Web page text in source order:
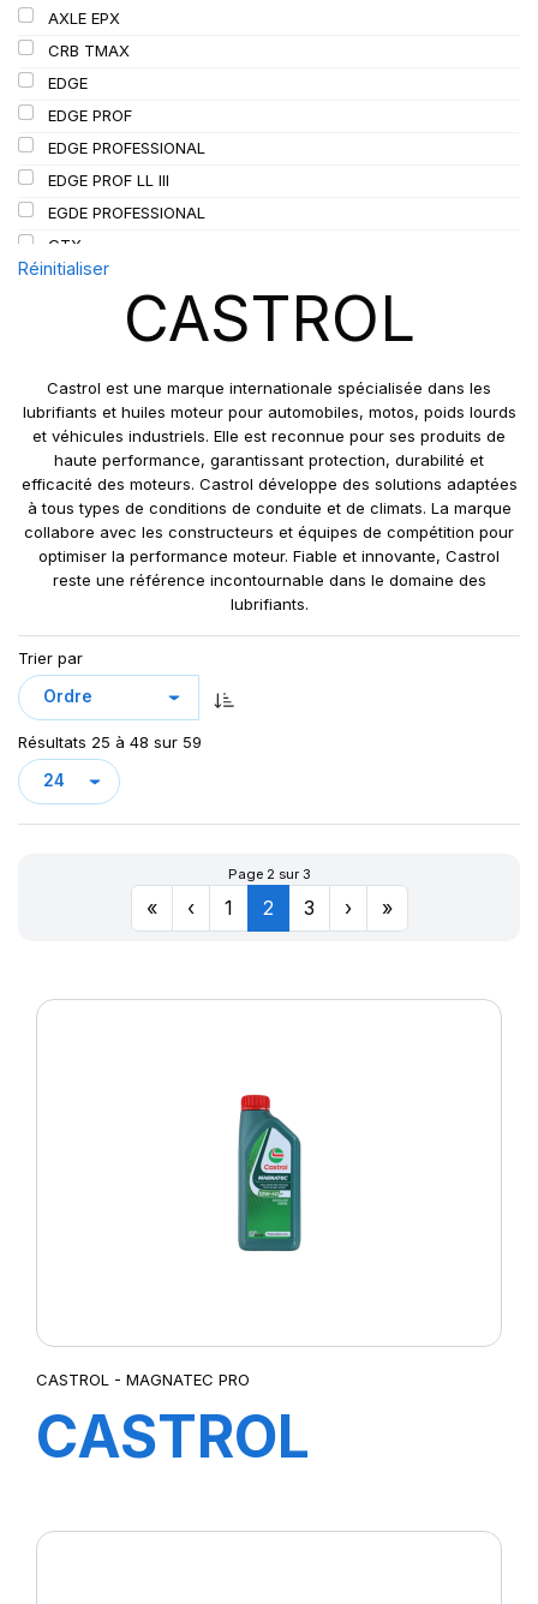
STICA (3)
(24)
AXLE EPX
CRB TMAX
EDGE
EDGE PROF
EDGE PROFESSIONAL
EDGE PROF LL III
EGDE PROFESSIONAL
GTX
MAGNATEC
MAGNATEC PRO
TRANSYND
TRASMAX
Réinitialiser
CASTROL
Castrol est une marque internationale spécialisée dans les
lubrifiants et huiles moteur pour automobiles, motos, poids lourds
et véhicules industriels. Elle est reconnue pour ses produits de
haute performance, garantissant protection, durabilité et
efficacité des moteurs. Castrol développe des solutions adaptées
à tous types de conditions de conduite et de climats. La marque
collabore avec les constructeurs et équipes de compétition pour
optimiser la performance moteur. Fiable et innovante, Castrol
reste une référence incontournable dans le domaine des
lubrifiants.
Trier par
Résultats 25 à 48 sur 59
Page 2 sur 3
« ‹ 1 2 3 › »
CASTROL - MAGNATEC PRO
CASTROL